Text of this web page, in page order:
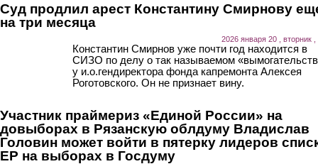
Суд продлил арест Константину Смирнову
на три месяца
2026 января 20 , вторник ,
Константин Смирнов уже почти год находится в
СИЗО по делу о так называемом
у и.о.гендиректора фонда капремонта Алексея
Роготовского. Он не признает вину.
Участник праймериз «Единой России» на
довыборах в Рязанскую облдуму Владислав
Головин может войти в пятерку лидеров
ЕР на выборах в Госдуму